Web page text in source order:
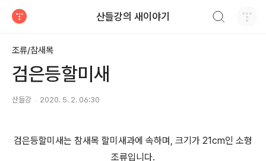
산들강의 새이야기
조류/참새목
검은등할미새
산들강 2020. 5. 2. 06:30
검은등할미새는 참새목 할미새과에 속하며, 크기가 21cm인 소형
조류입니다.